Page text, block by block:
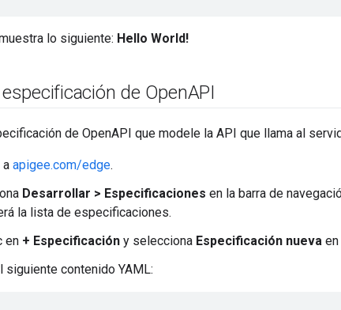
lo siguiente: Hello World!
de OpenAPI
de OpenAPI que modele la API que llama al
a apigee.com/edge.
Desarrollar > Especificaciones en la barra de
la lista de especificaciones.
en + Especificación y selecciona Especificación nueva
siguiente contenido YAML: